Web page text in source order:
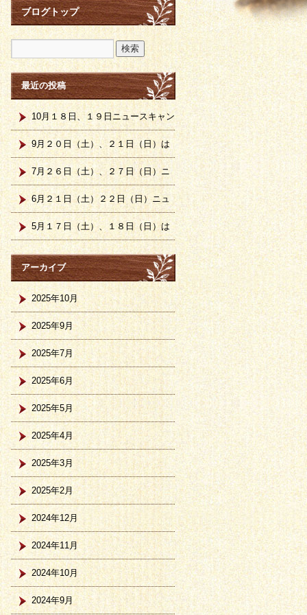
ブログトップ
最近の投稿
10月１８日、１９日ニュースキャン
計測日です。
9月２０日（土）、２１日（日）は
ニュースキャン計測会です。
7月２６日（土）、２７日（日）ニ
ュースキャン計測日です。
6月２１日（土）２２日（日）ニュ
ースキャン計測日です
5月１７日（土）、１８日（日）は
ニュースキャン計測日です。
アーカイブ
2025年10月
2025年9月
2025年7月
2025年6月
2025年5月
2025年4月
2025年3月
2025年2月
2024年12月
2024年11月
2024年10月
2024年9月